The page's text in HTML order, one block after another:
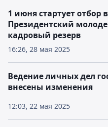
16:26, 28 мая 2025
1 июня стартует отбор в
Президентский
кадровый резерв
12:03, 22 мая 2025
Ведение личных дел
внесены изменения